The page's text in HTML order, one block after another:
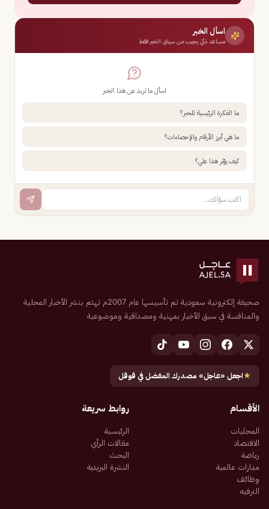
اسأل الخبر
مساعد ذكي يجيب من سياق الخبر فقط
اسأل ما تريد عن هذا الخبر
ما الفكرة الرئيسية للخبر؟
ما هي أبرز الأرقام والإحصاءات؟
كيف يؤثر هذا علي؟
صحيفة إلكترونية سعودية تم تأسيسها عام 2007م تهتم بنشر الأخبار المحلية
والمنافسة في سبق الأخبار بمهنية ومصداقية وموضوعية
★اجعل «عاجل» مصدرك المفضل في قوقل
الأقسام
المحليات
الاقتصاد
رياضة
مدارات عالمية
وظائف
الترفيه
روابط سريعة
الرئيسية
مقالات الرأي
البحث
النشرة البريدية